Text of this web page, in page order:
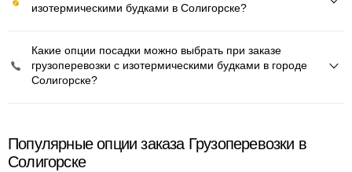
изотермическими будками в Солигорске?
Какие опции посадки можно выбрать при заказе
грузоперевозки с изотермическими будками в городе
Солигорске?
Популярные опции заказа Грузоперевозки в
Солигорске